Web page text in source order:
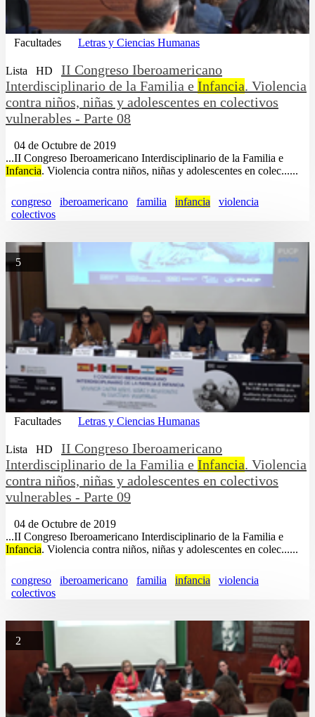
Facultades Letras y Ciencias Humanas
Lista HD
II Congreso Iberoamericano
Interdisciplinario de la Familia e Infancia. Violencia
contra niños, niñas y adolescentes en colectivos
vulnerables - Parte 08
04 de Octubre de 2019
...II Congreso Iberoamericano Interdisciplinario de la Familia e
Infancia. Violencia contra niños, niñas y adolescentes en colec......
congreso iberoamericano familia infancia
violencia
colectivos
5
Facultades Letras y Ciencias Humanas
Lista HD
II Congreso Iberoamericano
Interdisciplinario de la Familia e Infancia. Violencia
contra niños, niñas y adolescentes en colectivos
vulnerables - Parte 09
04 de Octubre de 2019
...II Congreso Iberoamericano Interdisciplinario de la Familia e
Infancia. Violencia contra niños, niñas y adolescentes en colec......
congreso iberoamericano familia infancia
violencia
colectivos
2